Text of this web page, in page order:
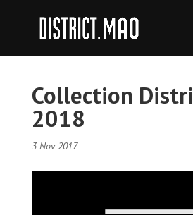
Collection
2018
3 Nov 2017